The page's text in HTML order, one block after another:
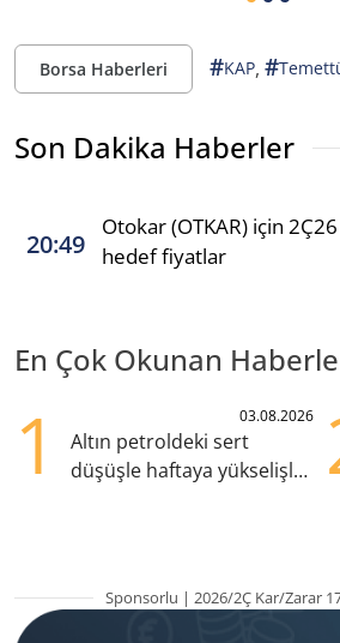
Borsa Haberleri #KAP, #
Son Dakika Haberler
20:49
Otokar (OTKAR) için
hedef fiyatlar
En Çok Okunan
1 03.08.2026
Altın petroldeki sert
düşüşle haftaya yükselişle
Sponsorlu | 2026/2Ç Kar/Zarar